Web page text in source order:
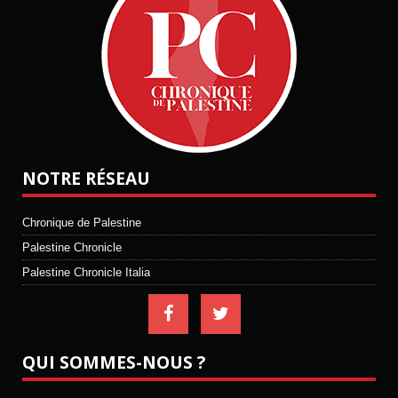
NOTRE RÉSEAU
Chronique de Palestine
Palestine Chronicle
Palestine Chronicle Italia
QUI SOMMES-NOUS ?